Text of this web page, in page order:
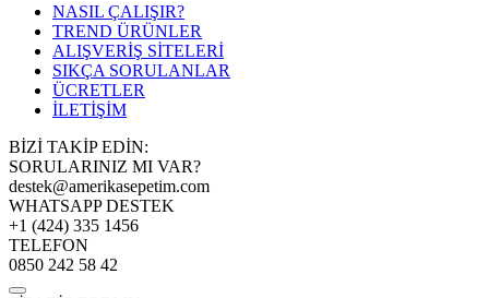
NASIL ÇALIŞIR?
TREND ÜRÜNLER
ALIŞVERİŞ SİTELERİ
SIKÇA SORULANLAR
ÜCRETLER
İLETİŞİM
BİZİ TAKİP EDİN:
SORULARINIZ MI VAR?
destek@amerikasepetim.com
WHATSAPP DESTEK
+1 (424) 335 1456
TELEFON
0850 242 58 42